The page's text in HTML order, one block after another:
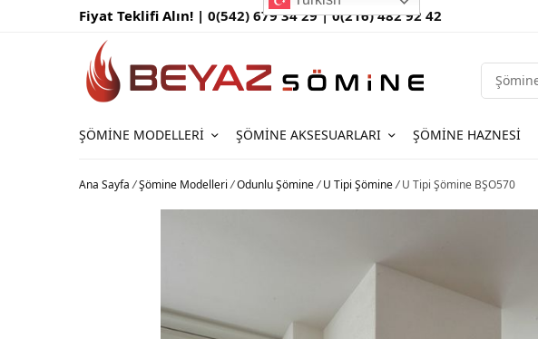
Fiyat Teklifi Alın! |0(542) 679 34 29 |0(216) 482 92 42
ŞÖMINE MODELLERI ŞÖMINE AKSESUARLARI ŞÖMINE HAZNESI
Ana Sayfa /Şömine Modelleri /Odunlu Şömine/ U Tipi Şömine/U Tipi Şömine BŞO570